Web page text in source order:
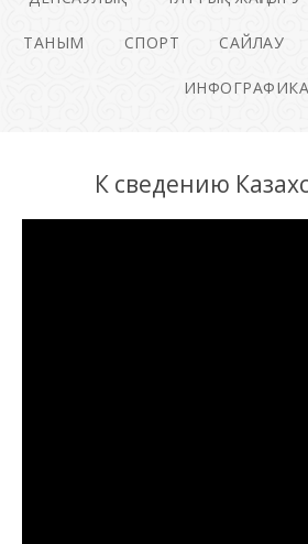
ТАНЫМ СПОРТ САЙЛАУ
ИНФОГРАФИКА
К сведению